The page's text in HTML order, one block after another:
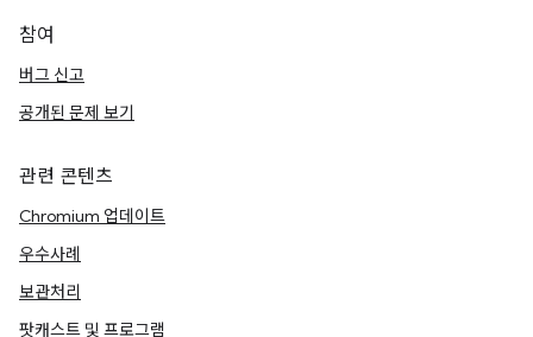
참여
버그 신고
공개된 문제 보기
관련 콘텐츠
Chromium 업데이트
우수사례
보관처리
팟캐스트 및 프로그램